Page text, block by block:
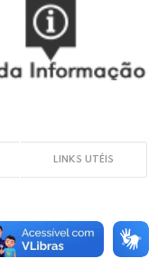
LINKS UTÉIS